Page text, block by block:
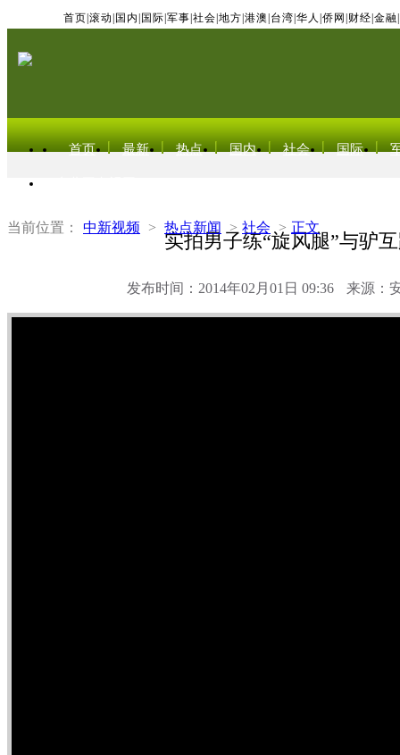
首页 滚动 国内 国际 军事 社会 地方 港澳 台湾 华人 侨网 财经 金融
首页 最新 热点 国内 社会 国际
当前位置： 中新视频 > 热点新闻 > 社会 > 正文
实拍男子练“旋风腿”与驴
发布时间：2014年02月01日 09:36 来源：